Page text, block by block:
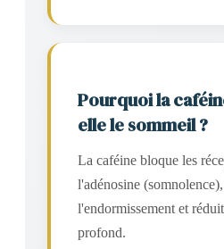
Pourquoi la
elle le sommeil ?
La caféine bloque les
l'adénosine
l'endormissement et
profond.